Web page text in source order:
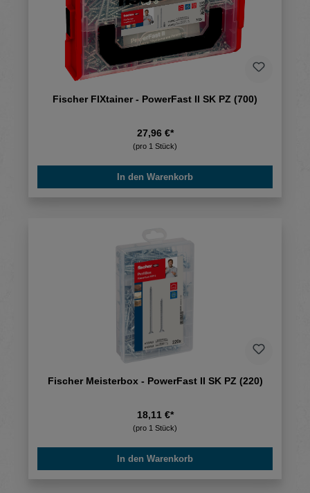
Fischer FIXtainer - PowerFast II SK PZ (700)
27,96 €*
(pro 1 Stück)
In den Warenkorb
Fischer Meisterbox - PowerFast II SK PZ (220)
18,11 €*
(pro 1 Stück)
In den Warenkorb